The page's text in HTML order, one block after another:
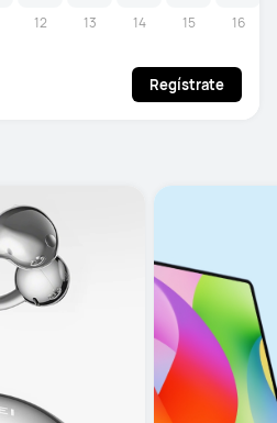
12
13
14
15
16
Regístrate